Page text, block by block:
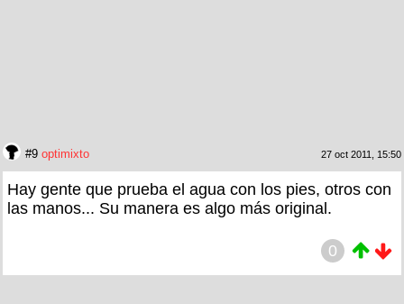
#9 optimixto 27 oct 2011, 15:50
Hay gente que prueba el agua con los pies, otros con
las manos... Su manera es algo más original.
0